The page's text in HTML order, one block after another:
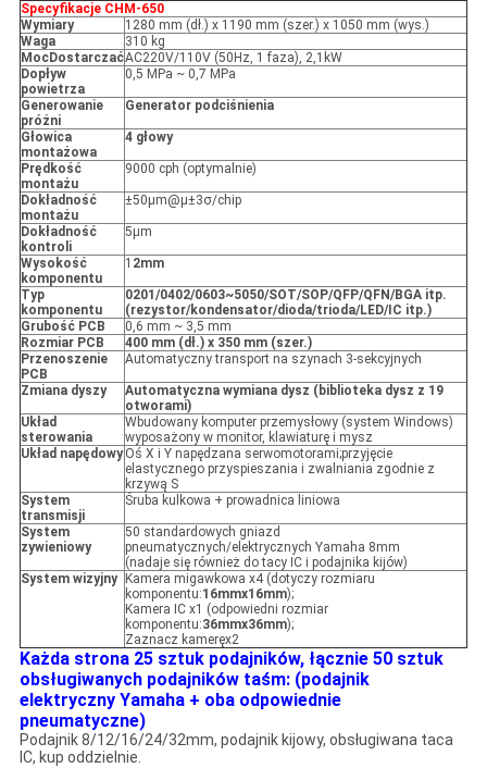
Specyfikacje CHM-650
Wymiary
1280 mm (dł.) x 1190 mm (szer.) x 1050 mm (wys.)
Waga
310 kg
MocDostarczaćAC220V/110V (50Hz, 1 faza), 2,1kW
Dopływ
powietrza
0,5 MPa ~ 0,7 MPa
Generowanie
próżni
Generator podciśnienia
Głowica
montażowa
4 głowy
Prędkość
montażu
9000 cph (optymalnie)
Dokładność
montażu
±50μm@μ±3σ/chip
Dokładność
kontroli
5μm
Wysokość
komponentu
1 2mm
Typ
komponentu
0201/0402/0603~5050/SOT/SOP/QFP/QFN/BGA itp.
(rezystor/kondensator/dioda/trioda/LED/IC itp.)
Grubość PCB
0,6 mm ~ 3,5 mm
Rozmiar PCB
400 mm (dł.) x 350 mm (szer.)
Przenoszenie
PCB
Automatyczny transport na szynach 3-sekcyjnych
Zmiana dyszy
Automatyczna wymiana dysz (biblioteka dysz z 19
otworami)
Układ
sterowania
Wbudowany komputer przemysłowy (system Windows)
wyposażony w monitor, klawiaturę i mysz
Układ napędowy Oś X i Y napędzana serwomotorami;przyjęcie
elastycznego przyspieszania i zwalniania zgodnie z
krzywą S
System
transmisji
Śruba kulkowa + prowadnica liniowa
System
zywieniowy
50 standardowych gniazd
pneumatycznych/elektrycznych Yamaha 8mm
(nadaje się również do tacy IC i podajnika kijów)
System wizyjny
Kamera migawkowa x4 (dotyczy rozmiaru
komponentu:16mmx16mm);
Kamera IC x1 (odpowiedni rozmiar
komponentu:36mmx36mm);
Zaznacz kameręx2
Każda strona 25 sztuk podajników, łącznie 50 sztuk
obsługiwanych podajników taśm: (podajnik
elektryczny Yamaha + oba odpowiednie
pneumatyczne)
Podajnik 8/12/16/24/32mm, podajnik kijowy, obsługiwana taca
IC, kup oddzielnie.